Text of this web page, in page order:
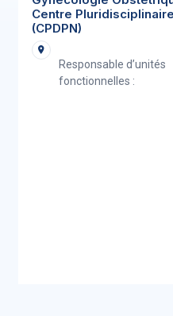
Centre
(CPDPN)
Responsable d’unités
fonctionnelles :